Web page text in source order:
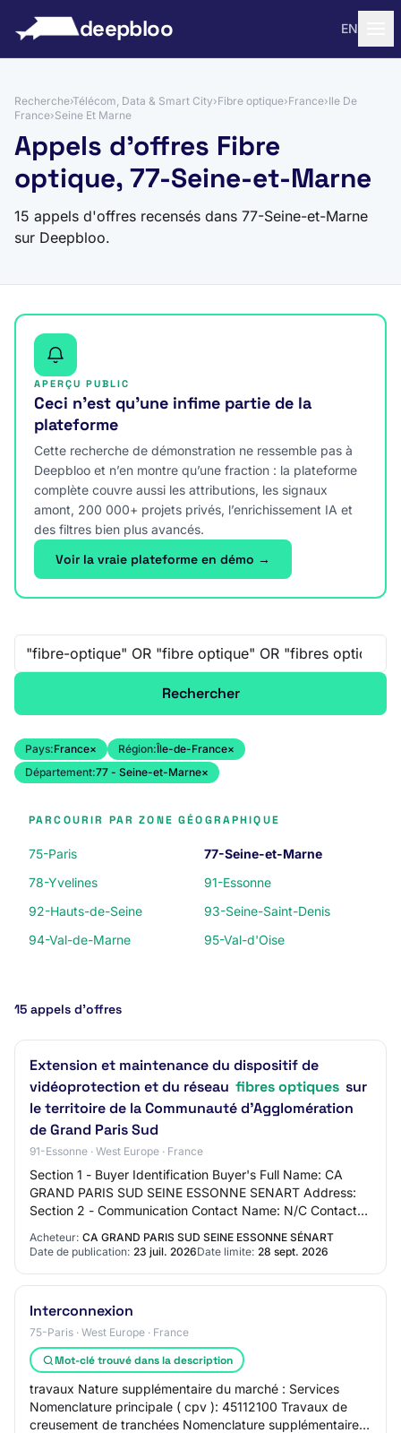
deepbloo EN
Recherche›Télécom, Data & Smart City›Fibre optique›France›Ile De
France›Seine Et Marne
Appels d'offres Fibre
optique, 77-Seine-et-Marne
15 appels d'offres recensés dans 77-Seine-et-Marne
sur Deepbloo.
APERÇU PUBLIC
Ceci n’est qu’une infime partie de la
plateforme
Cette recherche de démonstration ne ressemble pas à
Deepbloo et n’en montre qu’une fraction : la plateforme
complète couvre aussi les attributions, les signaux
amont, 200 000+ projets privés, l’enrichissement IA et
des filtres bien plus avancés.
Voir la vraie plateforme en démo →
Recherche libre
Rechercher
Pays:France× Région:Île-de-France×
Département:77 - Seine-et-Marne×
PARCOURIR PAR ZONE GÉOGRAPHIQUE
75-Paris
77-Seine-et-Marne
78-Yvelines
91-Essonne
92-Hauts-de-Seine
93-Seine-Saint-Denis
94-Val-de-Marne
95-Val-d'Oise
15 appels d’offres
Extension et maintenance du dispositif de
vidéoprotection et du réseau fibres optiques sur
le territoire de la Communauté d'Agglomération
de Grand Paris Sud
91-Essonne · West Europe · France
Section 1 - Buyer Identification Buyer's Full Name: CA
GRAND PARIS SUD SEINE ESSONNE SENART Address:
Section 2 - Communication Contact Name: N/C Contact
Email Address: N/C Contact Phone Number: N/C S…
Acheteur: CA GRAND PARIS SUD SEINE ESSONNE SÉNART
Date de publication: 23 juil. 2026Date limite: 28 sept. 2026
Interconnexion
75-Paris · West Europe · France
Mot-clé trouvé dans la description
travaux Nature supplémentaire du marché : Services
Nomenclature principale ( cpv ): 45112100 Travaux de
creusement de tranchées Nomenclature supplémentaire (